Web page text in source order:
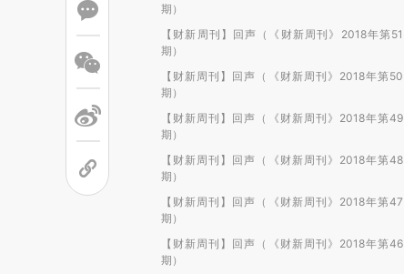
期）
【财新周刊】回声（《财新周刊》2018年第51
期）
【财新周刊】回声（《财新周刊》2018年第50
期）
【财新周刊】回声（《财新周刊》2018年第49
期）
【财新周刊】回声（《财新周刊》2018年第48
期）
【财新周刊】回声（《财新周刊》2018年第47
期）
【财新周刊】回声（《财新周刊》2018年第46
期）